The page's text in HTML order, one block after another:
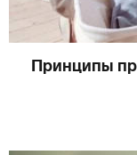
Принципы